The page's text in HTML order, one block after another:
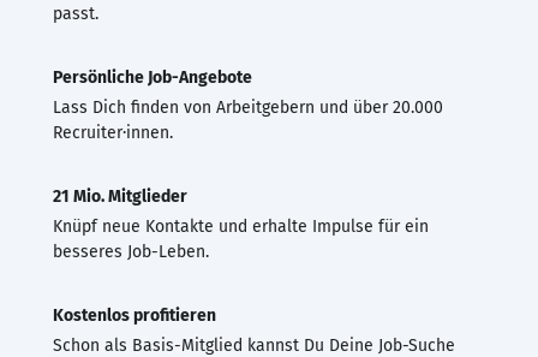
passt.
Persönliche Job-Angebote
Lass Dich finden von Arbeitgebern und über 20.000
Recruiter·innen.
21 Mio. Mitglieder
Knüpf neue Kontakte und erhalte Impulse für ein
besseres Job-Leben.
Kostenlos profitieren
Schon als Basis-Mitglied kannst Du Deine Job-Suche